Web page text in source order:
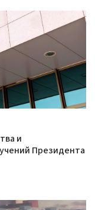
и
Президента